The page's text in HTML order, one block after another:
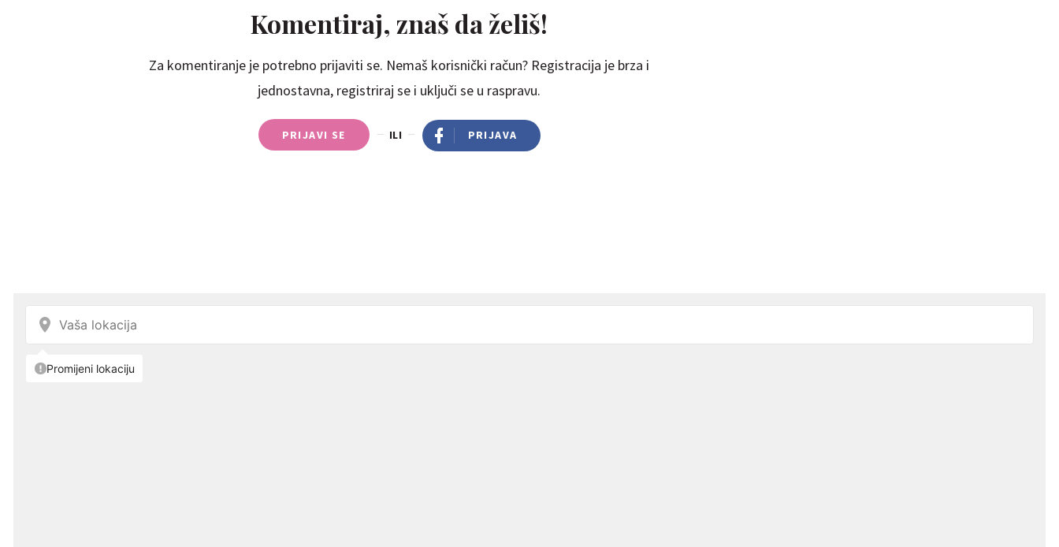
Komentiraj, znaš da želiš!
Za komentiranje je potrebno prijaviti se. Nemaš korisnički račun? Registracija je brza i
jednostavna, registriraj se i uključi se u raspravu.
PRIJAVI SE ILI PRIJAVA